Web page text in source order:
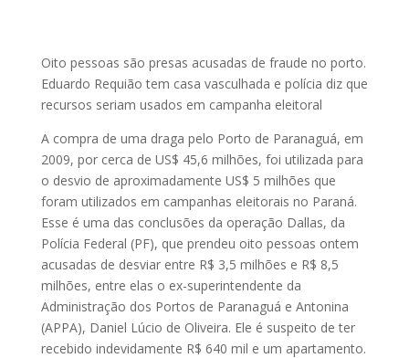
Oito pessoas são presas acusadas de fraude no porto.
Eduardo Requião tem casa vasculhada e polícia diz que
recursos seriam usados em campanha eleitoral
A compra de uma draga pelo Porto de Paranaguá, em
2009, por cerca de US$ 45,6 milhões, foi utilizada para
o desvio de aproximadamente US$ 5 milhões que
foram utilizados em campanhas eleitorais no Paraná.
Esse é uma das conclusões da operação Dallas, da
Polícia Federal (PF), que prendeu oito pessoas ontem
acusadas de desviar entre R$ 3,5 milhões e R$ 8,5
milhões, entre elas o ex-superintendente da
Administração dos Portos de Paranaguá e Antonina
(APPA), Daniel Lúcio de Oliveira. Ele é suspeito de ter
recebido indevidamente R$ 640 mil e um apartamento.